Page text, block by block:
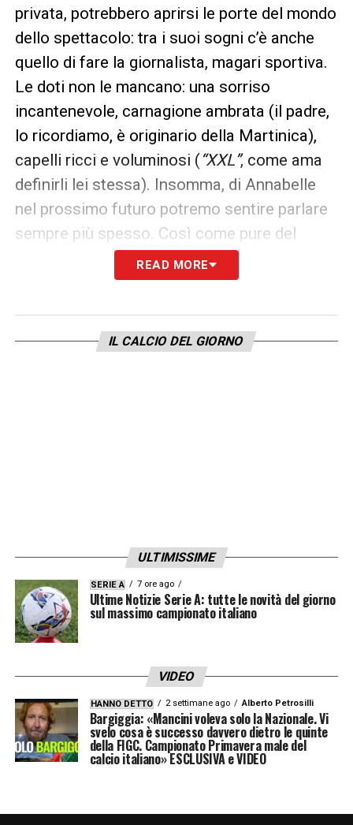
privata, potrebbero aprirsi le porte del mondo
dello spettacolo: tra i suoi sogni c’è anche
quello di fare la giornalista, magari sportiva.
Le doti non le mancano: una sorriso
incantenevole, carnagione ambrata (il padre,
lo ricordiamo, è originario della Martinica),
capelli ricci e voluminosi ( “XXL”, come ama
definirli lei stessa). Insomma, di Annabelle
nel prossimo futuro potremo sentire parlare
sempre più spesso. Così come pure del
fratello, ci mancherebbe.
READ MORE
IL CALCIO DEL GIORNO
ULTIMISSIME
SERIE A 7 ore ago
Ultime Notizie Serie A: tutte le novità del giorno
sul massimo campionato italiano
VIDEO
HANNO DETTO 2 settimane ago Alberto Petrosilli
Bargiggia: «Mancini voleva solo la Nazionale. Vi
svelo cosa è successo davvero dietro le quinte
della FIGC. Campionato Primavera male del
calcio italiano» ESCLUSIVA e VIDEO